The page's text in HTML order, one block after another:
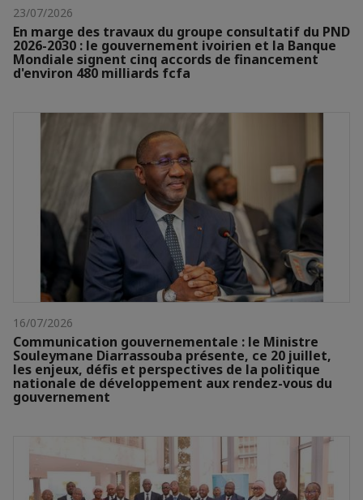
23/07/2026
En marge des travaux du groupe consultatif du PND
2026-2030 : le gouvernement ivoirien et la Banque
Mondiale signent cinq accords de financement
d'environ 480 milliards fcfa
16/07/2026
Communication gouvernementale : le Ministre
Souleymane Diarrassouba présente, ce 20 juillet,
les enjeux, défis et perspectives de la politique
nationale de développement aux rendez-vous du
gouvernement